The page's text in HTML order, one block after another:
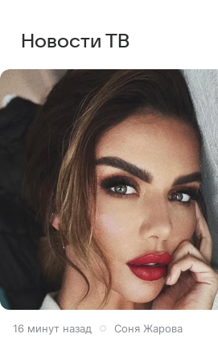
Новости ТВ
16 минут назад Соня Жарова